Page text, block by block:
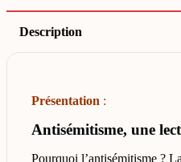
Description
Présentation :
Antisémitisme, une
Pourquoi l’antisémitisme ?